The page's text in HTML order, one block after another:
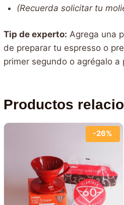
(Recuerda solicitar tu
Tip de experto: Agrega una
de preparar tu espresso o
primer segundo o agrégalo
Productos
-26%